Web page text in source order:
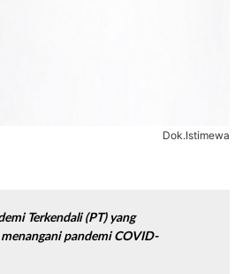
Dok.Istimewa
Terkendali (PT) yang
pandemi COVID-